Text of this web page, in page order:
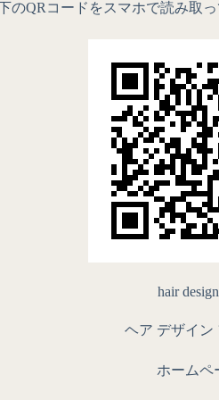
のQRコードをスマホで読み取
hair
ヘア デザイン
ホームペ